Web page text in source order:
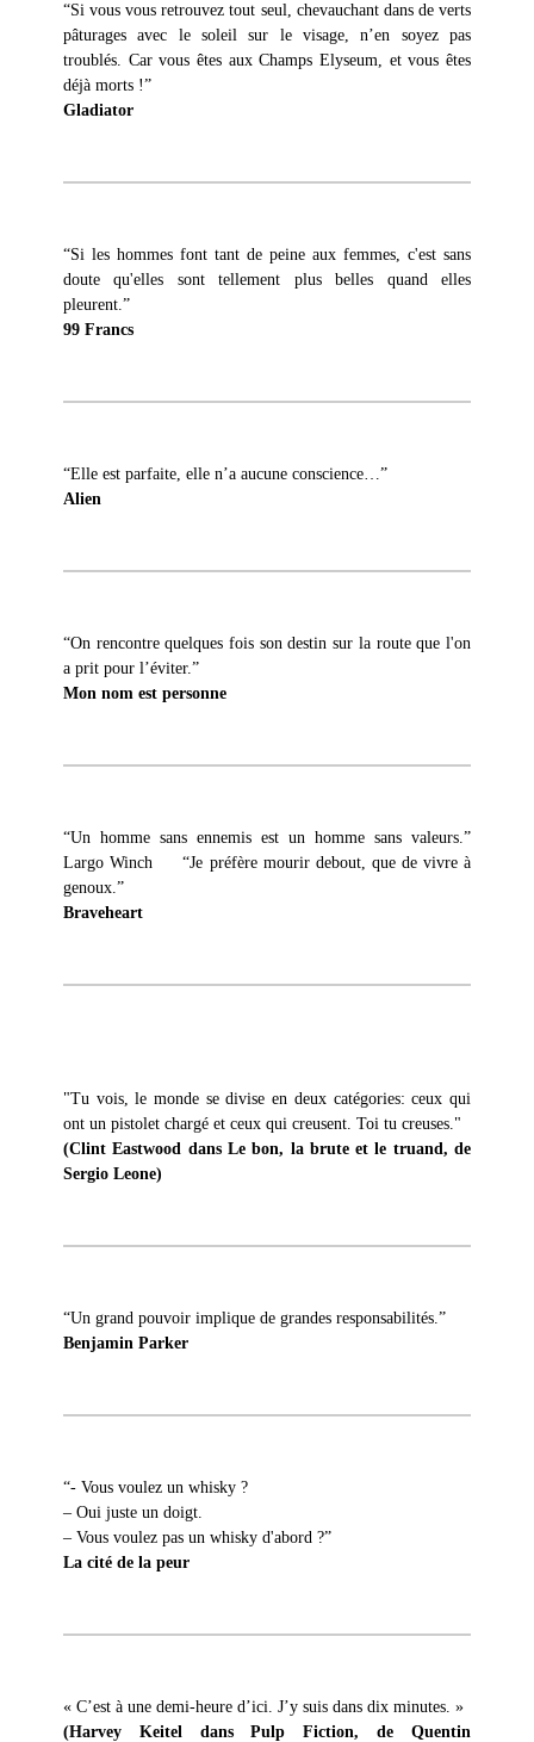
“Si vous vous retrouvez tout seul, chevauchant dans de verts
pâturages avec le soleil sur le visage, n’en soyez pas
troublés. Car vous êtes aux Champs Elyseum, et vous êtes
déjà morts !”
Gladiator
“Si les hommes font tant de peine aux femmes, c'est sans
doute qu'elles sont tellement plus belles quand elles
pleurent.”
99 Francs
“Elle est parfaite, elle n’a aucune conscience…”
Alien
“On rencontre quelques fois son destin sur la route que l'on
a prit pour l’éviter.”
Mon nom est personne
“Un homme sans ennemis est un homme sans valeurs.”
Largo Winch “Je préfère mourir debout, que de vivre à
genoux.”
Braveheart
"Tu vois, le monde se divise en deux catégories: ceux qui
ont un pistolet chargé et ceux qui creusent. Toi tu creuses."
(Clint Eastwood dans Le bon, la brute et le truand, de
Sergio Leone)
“Un grand pouvoir implique de grandes responsabilités.”
Benjamin Parker
“- Vous voulez un whisky ?
– Oui juste un doigt.
– Vous voulez pas un whisky d'abord ?”
La cité de la peur
« C’est à une demi-heure d’ici. J’y suis dans dix minutes. »
(Harvey Keitel dans Pulp Fiction, de Quentin